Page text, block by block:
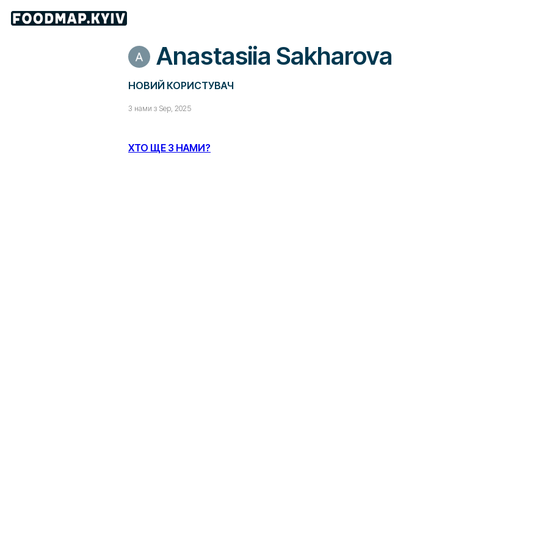
Anastasiia Sakharova
НОВИЙ КОРИСТУВАЧ
З нами з Sep, 2025
ХТО ЩЕ З НАМИ?